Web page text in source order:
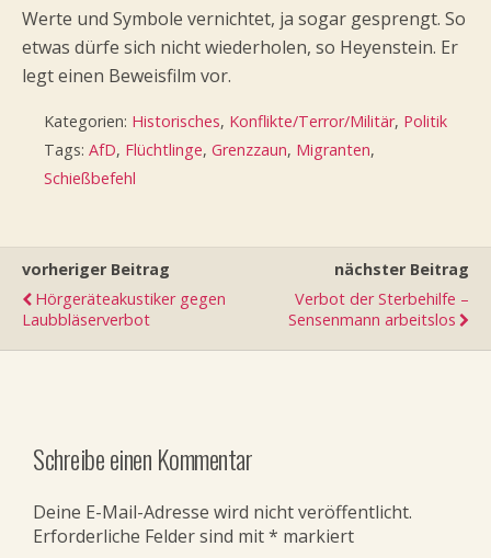
Werte und Symbole vernichtet, ja sogar gesprengt. So
etwas dürfe sich nicht wiederholen, so Heyenstein. Er
legt einen Beweisfilm vor.
Kategorien: Historisches, Konflikte/Terror/Militär, Politik
Tags: AfD, Flüchtlinge, Grenzzaun, Migranten,
Schießbefehl
vorheriger Beitrag
Hörgeräteakustiker gegen
Laubbläserverbot
nächster Beitrag
Verbot der Sterbehilfe –
Sensenmann arbeitslos
Schreibe einen Kommentar
Deine E-Mail-Adresse wird nicht veröffentlicht.
Erforderliche Felder sind mit* markiert